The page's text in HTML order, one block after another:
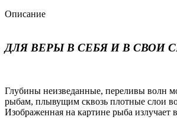
Описание
ДЛЯ ВЕРЫ В СЕБЯ И В СВОИ
Глубины неизведанные, переливы волн
рыбам, плывущим сквозь плотные слои
Изображенная на картине рыба